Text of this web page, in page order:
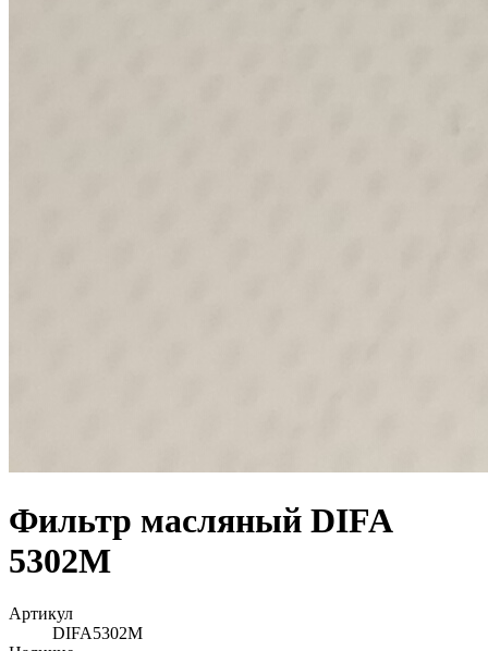
Фильтр масляный DIFA
5302M
Артикул
DIFA5302M